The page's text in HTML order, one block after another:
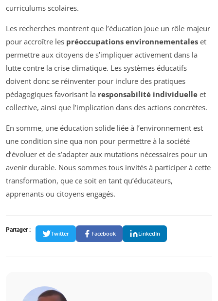
curriculums scolaires.
Les recherches montrent que l’éducation joue un rôle majeur
pour accroître les préoccupations environnementales et
permettre aux citoyens de s’impliquer activement dans la
lutte contre la crise climatique. Les systèmes éducatifs
doivent donc se réinventer pour inclure des pratiques
pédagogiques favorisant la responsabilité individuelle et
collective, ainsi que l’implication dans des actions concrètes.
En somme, une éducation solide liée à l’environnement est
une condition sine qua non pour permettre à la société
d’évoluer et de s’adapter aux mutations nécessaires pour un
avenir durable. Nous sommes tous invités à participer à cette
transformation, que ce soit en tant qu’éducateurs,
apprenants ou citoyens engagés.
Partager :
Twitter Facebook LinkedIn